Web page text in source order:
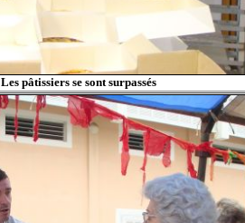
Les pâtissiers se sont surpassés